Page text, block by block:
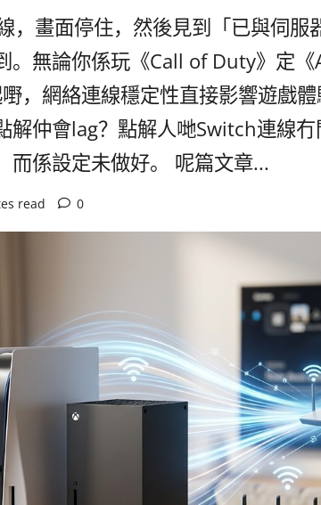
，畫面停住，然後見到「已與伺
。無論你係玩《Call of Duty》定
，網絡連線穩定性直接影響遊戲
解仲會lag？點解人哋Switch連線
而係設定未做好。 呢篇文章...
read 0